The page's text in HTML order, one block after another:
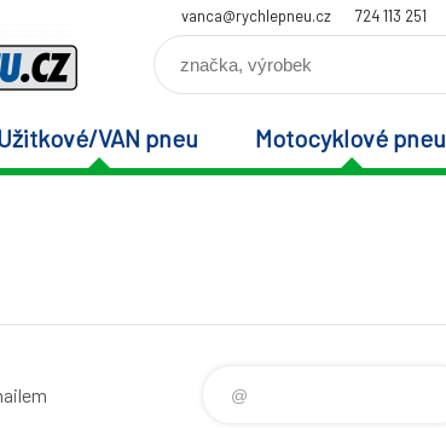
vanca@rychlepneu.cz 724 113 251
VAN pneu Motocyklové pneu